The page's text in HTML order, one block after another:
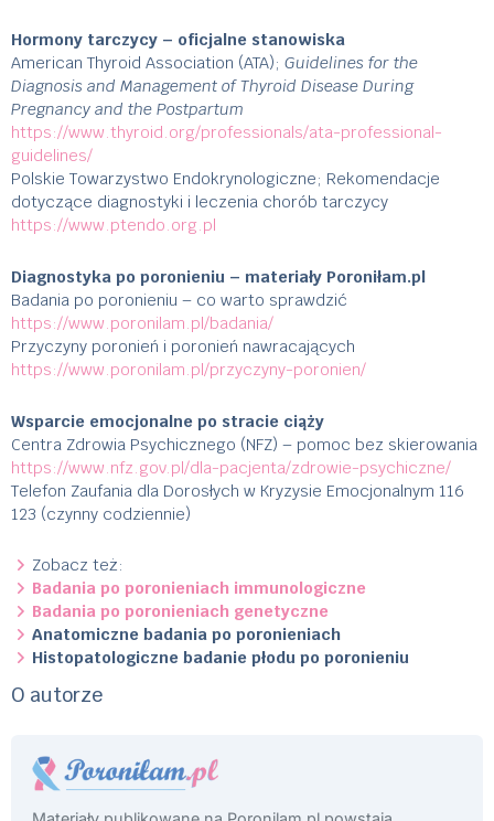
Hormony tarczycy – oficjalne stanowiska
American Thyroid Association (ATA); Guidelines for the
Diagnosis and Management of Thyroid Disease During
Pregnancy and the Postpartum
https://www.thyroid.org/professionals/ata-professional-
guidelines/
Polskie Towarzystwo Endokrynologiczne; Rekomendacje
dotyczące diagnostyki i leczenia chorób tarczycy
https://www.ptendo.org.pl
Diagnostyka po poronieniu – materiały Poroniłam.pl
Badania po poronieniu – co warto sprawdzić
https://www.poronilam.pl/badania/
Przyczyny poronień i poronień nawracających
https://www.poronilam.pl/przyczyny-poronien/
Wsparcie emocjonalne po stracie ciąży
Centra Zdrowia Psychicznego (NFZ) – pomoc bez skierowania
https://www.nfz.gov.pl/dla-pacjenta/zdrowie-psychiczne/
Telefon Zaufania dla Dorosłych w Kryzysie Emocjonalnym 116
123 (czynny codziennie)
Zobacz też:
Badania po poronieniach immunologiczne
Badania po poronieniach genetyczne
Anatomiczne badania po poronieniach
Histopatologiczne badanie płodu po poronieniu
O autorze